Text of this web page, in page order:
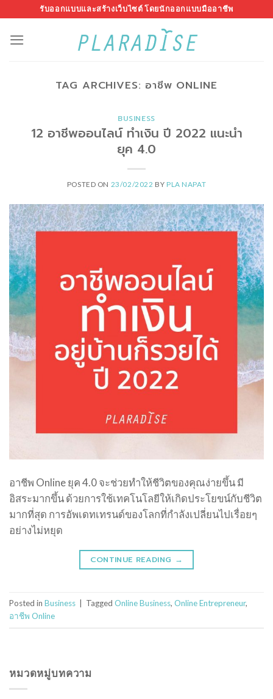
content
รับออกแบบและสร้างเว็บไซต์ โดยนักออกแบบมืออาชีพ
TAG ARCHIVES: อาชีพ ONLINE
BUSINESS
12 อาชีพออนไลน์ ทำเงิน ปี 2022 แนะนำ
ยุค 4.0
POSTED ON 23/02/2022 BY PLA NAPAT
อาชีพ Online ยุค 4.0 จะช่วยทำให้ชีวิตของคุณง่ายขึ้น มี
อิสระมากขึ้น ด้วยการใช้เทคโนโลยีให้เกิดประโยขน์กับชีวิต
มากที่สุด การอัพเดทเทรนด์ของโลกที่กำลังเปลี่ยนไปเรื่อยๆ
อย่างไม่หยุด
CONTINUE READING →
Posted in Business Tagged Online Business, Online Entrepreneur,
อาชีพ Online
หมวดหมู่บทความ